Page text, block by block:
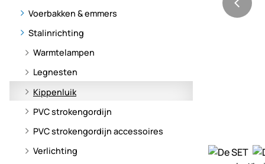
Voerbakken & emmers
Stalinrichting
Warmtelampen
Legnesten
Kippenluik
PVC strokengordijn
PVC strokengordijn accessoires
Verlichting